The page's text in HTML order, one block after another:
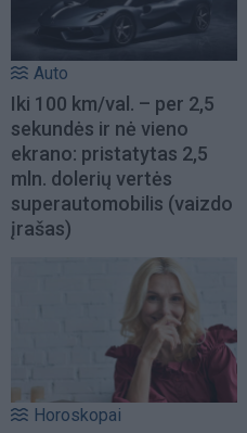
Auto
Iki 100 km/val. – per 2,5
sekundės ir nė vieno
ekrano: pristatytas 2,5
mln. dolerių vertės
superautomobilis (vaizdo
įrašas)
Horoskopai